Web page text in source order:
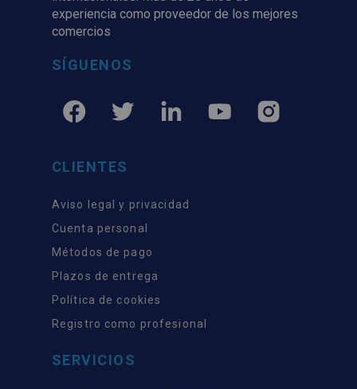
experiencia como proveedor de los mejores
comercios
SÍGUENOS
CLIENTES
Aviso legal y privacidad
Cuenta personal
Métodos de pago
Plazos de entrega
Política de cookies
Registro como profesional
SERVICIOS